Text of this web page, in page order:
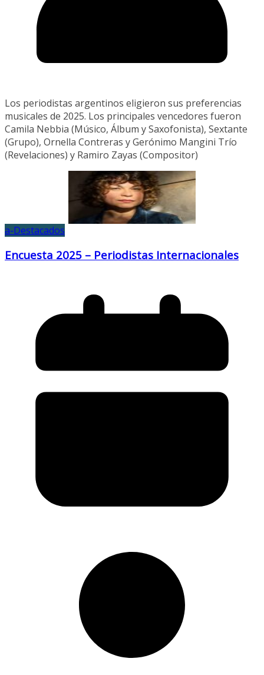
Los periodistas argentinos eligieron sus preferencias
musicales de 2025. Los principales vencedores fueron
Camila Nebbia (Músico, Álbum y Saxofonista), Sextante
(Grupo), Ornella Contreras y Gerónimo Mangini Trío
(Revelaciones) y Ramiro Zayas (Compositor)
a-Destacados
Encuesta 2025 – Periodistas Internacionales